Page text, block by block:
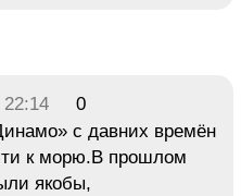
22:14
0
с давних времён
к морю.В прошлом
якобы,